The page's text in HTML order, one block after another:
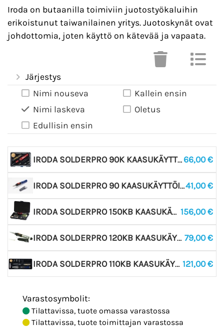
Iroda on butaanilla toimiviin juotostyökaluihin
erikoistunut taiwanilainen yritys. Juotoskynät ovat
johdottomia, joten käyttö on kätevää ja vapaata.
Järjestys
Nimi nouseva
Nimi laskeva
Edullisin ensin
Kallein ensin
Oletus
IRODA SOLDERPRO 90K KAASUKÄYTTÖINEN JUOTOSKYNÄ SETTI, VÄRI SININEN ( TEHONSÄÄTÖ NOIN 25W - 80W ) 66,00 €
IRODA SOLDERPRO 90 KAASUKÄYTTÖINEN JUOTOSKYNÄ ( TEHONSÄÄTÖ NOIN 25W - 80W )41,00 €
IRODA SOLDERPRO 150KB KAASUKÄYTTÖINEN JUOTOSKYNÄ SETTI, VÄRI PUNAINEN ( TEHONSÄÄTÖ NOIN 30W - 125W ) 156,00 €
IRODA SOLDERPRO 120KB KAASUKÄYTTÖINEN JUOTOSKYNÄ , ALUMIINI ( TEHONSÄÄTÖ NOIN 30W - 125W ) 79,00 €
IRODA SOLDERPRO 110KB KAASUKÄYTTÖINEN JUOTOSKYNÄ SETTI, VÄRI MUSTA ( TEHONSÄÄTÖ NOIN 30W - 125W ) 121,00 €
Varastosymbolit:
Tilattavissa, tuote omassa varastossa
Tilattavissa, tuote toimittajan varastossa